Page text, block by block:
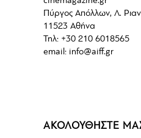
Πύργος Απόλλων, Λ.
11523 Αθήνα
Τηλ: +30 210 6018565
email: info@aiff.gr
ΑΚΟΛΟΥΘΗΣΤΕ